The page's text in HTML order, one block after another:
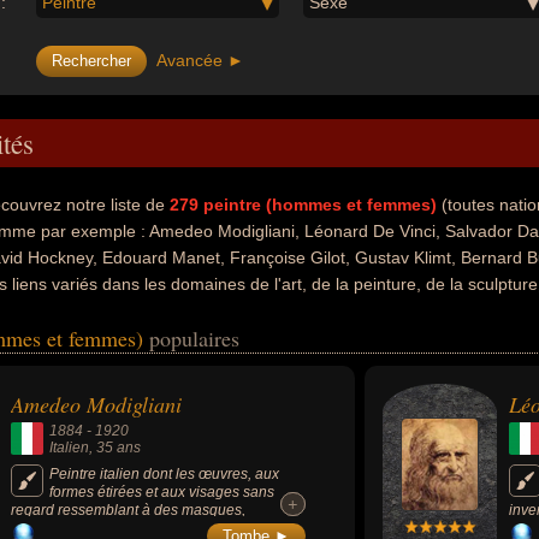
Avancée ►
notre liste de 279 peintre (hommes et femmes) (toutes
par exemple : Amedeo Modigliani, Léonard De Vinci, Salvador
Hockney, Edouard Manet, Françoise Gilot, Gustav Klimt, Bernard
liens variés dans les domaines de l'art, de la peinture, de la
artiste, sculpteur, architecte, ingénieur, philosophe, scientifique,
morts, ils peuvent avoir été italien, espagnol, francais, vénézuélien,
et femmes) populaires
Amedeo Modigliani
1884 - 1920
Italien, 35 ans
Peintre italien dont les œuvres, aux
formes étirées et aux visages sans
regard ressemblant à des masques,
demeurent emblématiques de l'art moderne
+
+